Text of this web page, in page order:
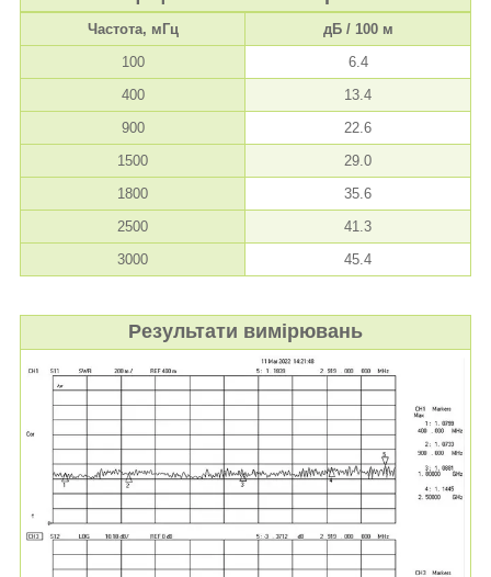
Частота, мГц
дБ / 100 м
100
6.4
400
13.4
900
22.6
1500
29.0
1800
35.6
2500
41.3
3000
45.4
Результати вимірювань